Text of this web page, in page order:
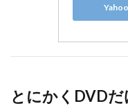
とにかくDVD